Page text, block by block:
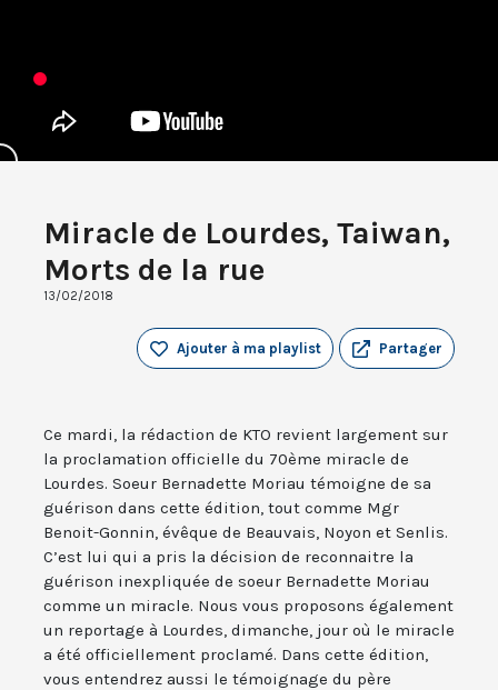
Miracle de Lourdes, Taiwan,
Morts de la rue
13/02/2018
Partager
Ajouter à ma playlist
Ce mardi, la rédaction de KTO revient largement sur
la proclamation officielle du 70ème miracle de
Lourdes. Soeur Bernadette Moriau témoigne de sa
guérison dans cette édition, tout comme Mgr
Benoit-Gonnin, évêque de Beauvais, Noyon et Senlis.
C’est lui qui a pris la décision de reconnaitre la
guérison inexpliquée de soeur Bernadette Moriau
comme un miracle. Nous vous proposons également
un reportage à Lourdes, dimanche, jour où le miracle
a été officiellement proclamé. Dans cette édition,
vous entendrez aussi le témoignage du père